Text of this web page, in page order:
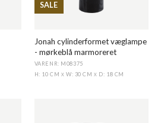
SALE
Jonah cylinderformet væglampe
- mørkeblå marmoreret
VARENR: M08375
H: 10 CM X W: 30 CMX D: 18 CM